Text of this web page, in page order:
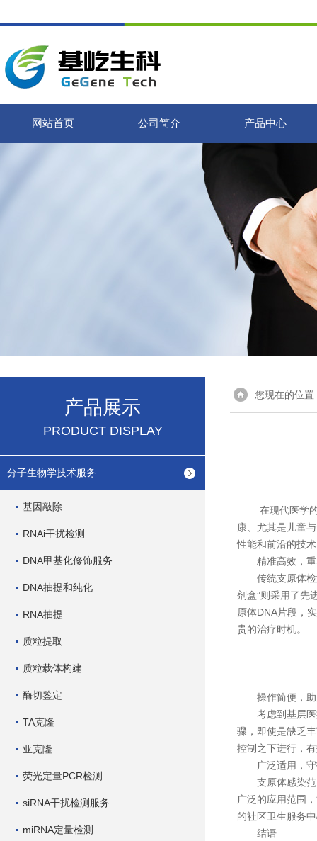
网站首页 公司简介 产品中心
产品展示
PRODUCT DISPLAY
分子生物学技术服务
基因敲除
RNAi干扰检测
DNA甲基化修饰服务
DNA抽提和纯化
RNA抽提
质粒提取
质粒载体构建
酶切鉴定
TA克隆
亚克隆
荧光定量PCR检测
siRNA干扰检测服务
miRNA定量检测
您现在的位置
在现代医学的
康、尤其是儿童
性能和前沿的技
精准高效，重
传统支原体检测
剂盒”则采用了先
原体DNA片段，
贵的治疗时机。
操作简便，助
考虑到基层医
骤，即使是缺乏
控制之下进行，
广泛适用，守
支原体感染范围
广泛的应用范围
的社区卫生服务
结语